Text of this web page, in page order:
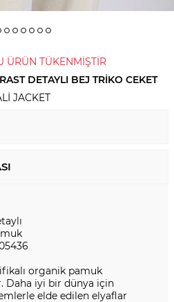
ÜRÜN TÜKENMİŞTİR
DETAYLI BEJ TRIKO CEKET
JACKET
organik pamuk
Daha iyi bir dünya için
elde edilen elyaflar